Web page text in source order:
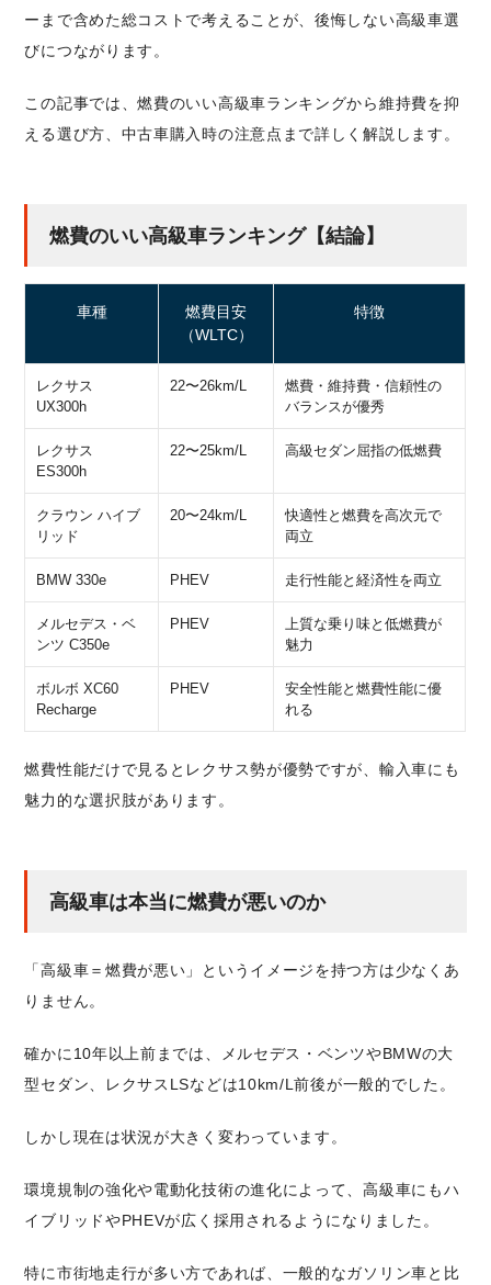
ーまで含めた総コストで考えることが、後悔しない高級車選
びにつながります。
この記事では、燃費のいい高級車ランキングから維持費を抑
える選び方、中古車購入時の注意点まで詳しく解説します。
燃費のいい高級車ランキング【結論】
車種
燃費目安
（WLTC）
特徴
レクサス
UX300h
22〜26km/L
燃費・維持費・信頼性の
バランスが優秀
レクサス
ES300h
22〜25km/L 高級セダン屈指の低燃費
クラウン ハイブ
リッド
20〜24km/L
快適性と燃費を高次元で
両立
BMW 330e PHEV 走行性能と経済性を両立
メルセデス・ベ
ンツ C350e
PHEV
上質な乗り味と低燃費が
魅力
ボルボ XC60
Recharge
PHEV
安全性能と燃費性能に優
れる
燃費性能だけで見るとレクサス勢が優勢ですが、輸入車にも
魅力的な選択肢があります。
高級車は本当に燃費が悪いのか
「高級車＝燃費が悪い」というイメージを持つ方は少なくあ
りません。
確かに10年以上前までは、メルセデス・ベンツやBMWの大
型セダン、レクサスLSなどは10km/L前後が一般的でした。
しかし現在は状況が大きく変わっています。
環境規制の強化や電動化技術の進化によって、高級車にもハ
イブリッドやPHEVが広く採用されるようになりました。
特に市街地走行が多い方であれば、一般的なガソリン車と比